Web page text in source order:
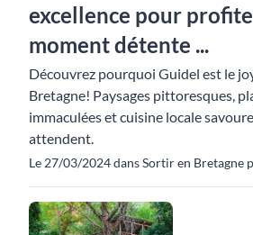
excellence pour
moment détente ...
Découvrez pourquoi Guidel est le
Bretagne! Paysages pittoresques,
immaculées et cuisine locale
attendent.
Le 27/03/2024 dans Sortir en Bretagne